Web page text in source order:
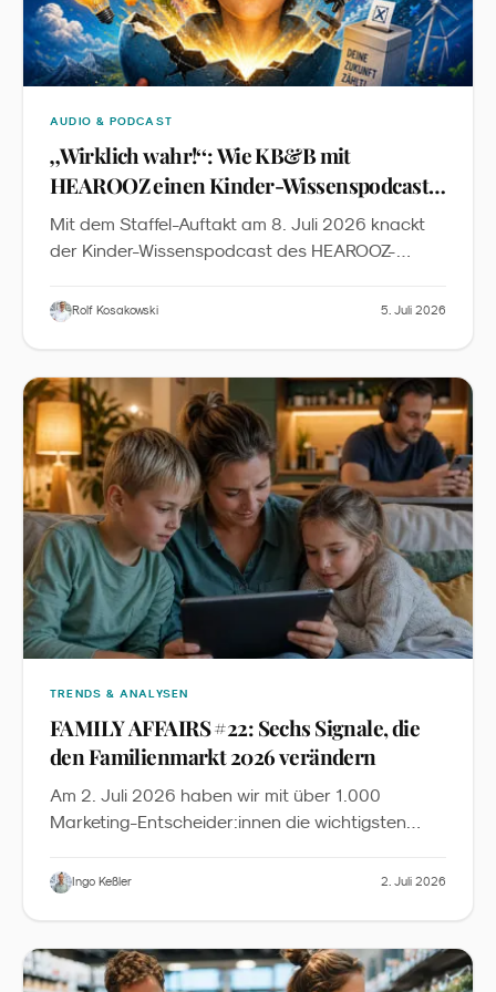
AUDIO & PODCAST
„Wirklich wahr!“: Wie KB&B mit
HEAROOZ einen Kinder-Wissenspodcast
auf Peer-Review-Niveau baut
Mit dem Staffel-Auftakt am 8. Juli 2026 knackt
der Kinder-Wissenspodcast des HEAROOZ-
sich Peer-Review-Standards, dreimal-
kindgerechten Wissenschaftskommunikation
verbinden.
Rolf Kosakowski 5. Juli 2026
TRENDS & ANALYSEN
FAMILY AFFAIRS #22: Sechs Signale, die
den Familienmarkt 2026 verändern
Am 2. Juli 2026 haben wir mit über 1.000
Marketing-Entscheider:innen die wichtigsten
Familienmarketing diskutiert. Dieser Recap fasst
YouTube-Aufzeichnung.
Ingo Keßler 2. Juli 2026